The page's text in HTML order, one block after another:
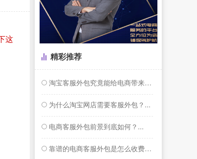
这
精彩推荐
淘宝客服外包究竟能给电商带来什么？...
为什么淘宝网店需要客服外包？...
电商客服外包前景到底如何？...
靠谱的电商客服外包是怎么收费的？...